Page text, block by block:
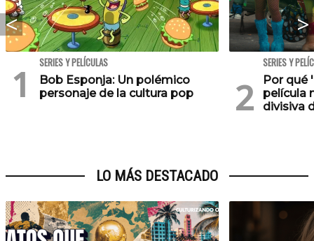
SERIES Y PELÍCULAS
Bob Esponja: Un polémico
personaje de la cultura pop
SERIES Y
Por qué
película
divisiva
LO MÁS DESTACADO